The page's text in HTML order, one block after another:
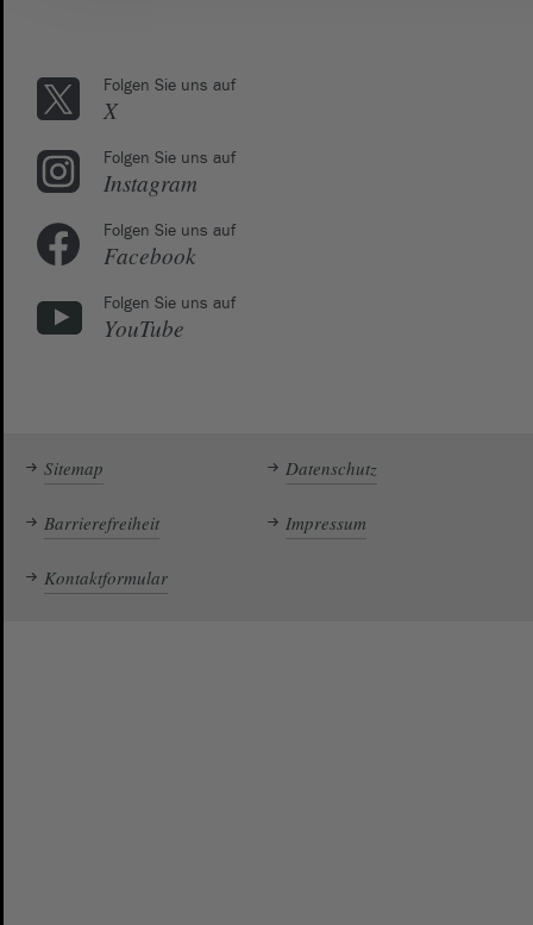
Folgen Sie uns auf
X
Folgen Sie uns auf
Instagram
Folgen Sie uns auf
Facebook
Folgen Sie uns auf
YouTube
Sitemap Datenschutz
Barrierefreiheit Impressum
Kontaktformular